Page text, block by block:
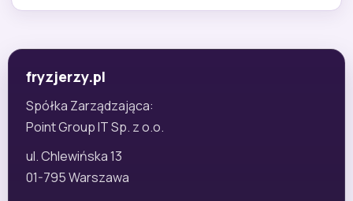
fryzjerzy.pl
Spółka Zarządzająca:
Point Group IT Sp. z o.o.
ul. Chlewińska 13
01-795 Warszawa